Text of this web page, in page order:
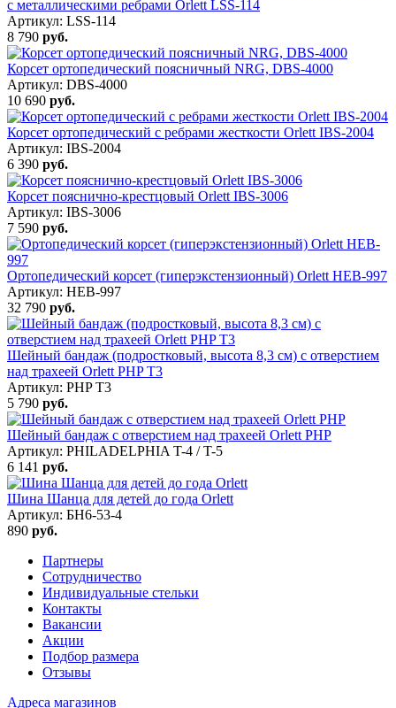
с металлическими ребрами Orlett LSS-114
Артикул: LSS-114
8 790 руб.
Корсет ортопедический поясничный NRG, DBS-4000
Артикул: DBS-4000
10 690 руб.
Корсет ортопедический с ребрами жесткости Orlett IBS-2004
Артикул: IBS-2004
6 390 руб.
Корсет пояснично-крестцовый Orlett IBS-3006
Артикул: IBS-3006
7 590 руб.
Ортопедический корсет (гиперэкстензионный) Orlett HEB-997
Артикул: HEB-997
32 790 руб.
Шейный бандаж (подростковый, высота 8,3 см) с отверстием
над трахеей Orlett PHP T3
Артикул: PHP T3
5 790 руб.
Шейный бандаж с отверстием над трахеей Orlett PHP
Артикул: PHILADELPHIA T-4 / T-5
6 141 руб.
Шина Шанца для детей до года Orlett
Артикул: БН6-53-4
890 руб.
Партнеры
Сотрудничество
Индивидуальные стельки
Контакты
Вакансии
Акции
Подбор размера
Отзывы
Адреса магазинов